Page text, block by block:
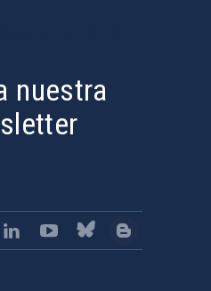
nuestra